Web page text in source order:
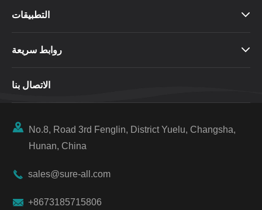
التطبيقات 
روابط سريعة 
الاتصال بنا

No.8, Road 3rd Fenglin, District Yuelu, Changsha,
Hunan, China
 sales@sure-all.com
 +8673185715806